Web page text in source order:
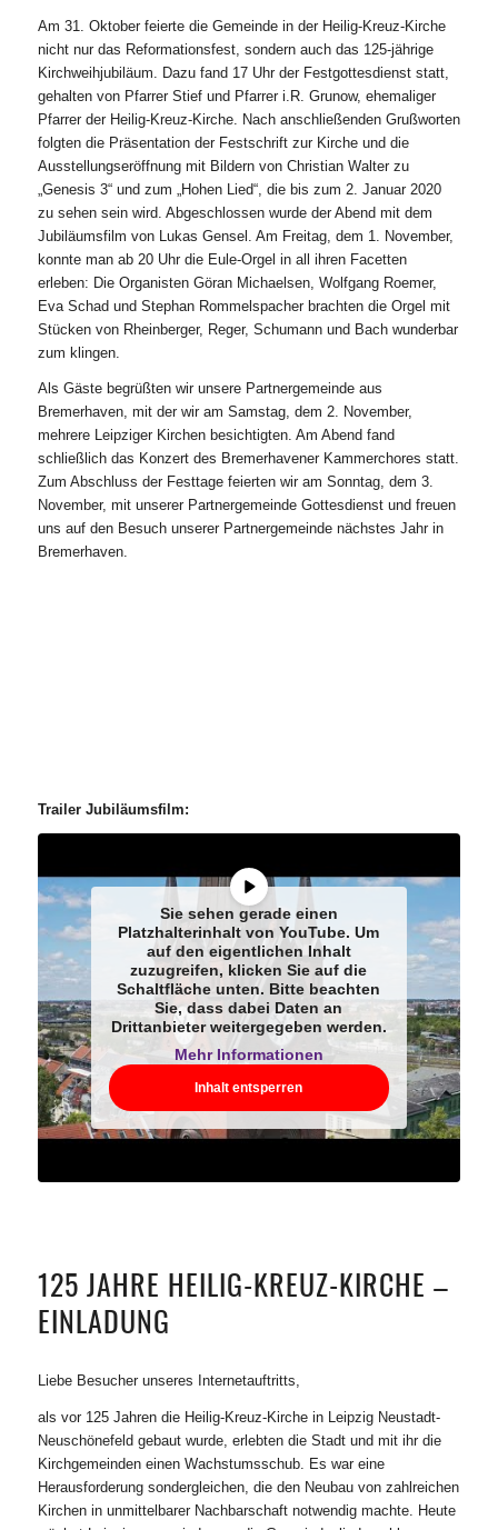
Am 31. Oktober feierte die Gemeinde in der Heilig-Kreuz-Kirche
nicht nur das Reformationsfest, sondern auch das 125-jährige
Kirchweihjubiläum. Dazu fand 17 Uhr der Festgottesdienst statt,
gehalten von Pfarrer Stief und Pfarrer i.R. Grunow, ehemaliger
Pfarrer der Heilig-Kreuz-Kirche. Nach anschließenden Grußworten
folgten die Präsentation der Festschrift zur Kirche und die
Ausstellungseröffnung mit Bildern von Christian Walter zu
„Genesis 3“ und zum „Hohen Lied“, die bis zum 2. Januar 2020
zu sehen sein wird. Abgeschlossen wurde der Abend mit dem
Jubiläumsfilm von Lukas Gensel. Am Freitag, dem 1. November,
konnte man ab 20 Uhr die Eule-Orgel in all ihren Facetten
erleben: Die Organisten Göran Michaelsen, Wolfgang Roemer,
Eva Schad und Stephan Rommelspacher brachten die Orgel mit
Stücken von Rheinberger, Reger, Schumann und Bach wunderbar
zum klingen.
Als Gäste begrüßten wir unsere Partnergemeinde aus
Bremerhaven, mit der wir am Samstag, dem 2. November,
mehrere Leipziger Kirchen besichtigten. Am Abend fand
schließlich das Konzert des Bremerhavener Kammerchores statt.
Zum Abschluss der Festtage feierten wir am Sonntag, dem 3.
November, mit unserer Partnergemeinde Gottesdienst und freuen
uns auf den Besuch unserer Partnergemeinde nächstes Jahr in
Bremerhaven.
Trailer Jubiläumsfilm:
Sie sehen gerade einen
Platzhalterinhalt vonYouTube. Um
auf den eigentlichen Inhalt
zuzugreifen, klicken Sie auf die
Schaltfläche unten. Bitte beachten
Sie, dass dabei Daten an
Drittanbieter weitergegeben werden.
Mehr Informationen
Inhalt entsperren
125 JAHRE HEILIG-KREUZ-KIRCHE –
EINLADUNG
Liebe Besucher unseres Internetauftritts,
als vor 125 Jahren die Heilig-Kreuz-Kirche in Leipzig Neustadt-
Neuschönefeld gebaut wurde, erlebten die Stadt und mit ihr die
Kirchgemeinden einen Wachstumsschub. Es war eine
Herausforderung sondergleichen, die den Neubau von zahlreichen
Kirchen in unmittelbarer Nachbarschaft notwendig machte. Heute